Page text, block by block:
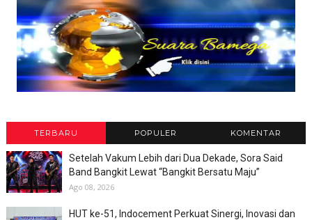
TERBARU POPULER KOMENTAR
Setelah Vakum Lebih dari Dua Dekade, Sora Said
Band Bangkit Lewat “Bangkit Bersatu Maju”
Ago 08, 2026
HUT ke-51, Indocement Perkuat Sinergi, Inovasi dan